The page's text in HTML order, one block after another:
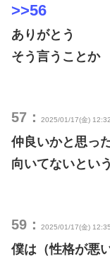
>>56
ありがとう
そう言うことか
57： 2025/01/17(金)
仲良いかと思っ
向いてないという
59： 2025/01/17(金)
僕は（性格が悪